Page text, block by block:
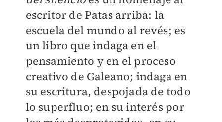
escritor de Patas arriba: la
escuela del mundo al revés; es
un libro que indaga en el
pensamiento y en el proceso
creativo de Galeano; indaga en
su escritura, despojada de todo
lo superfluo; en su interés por